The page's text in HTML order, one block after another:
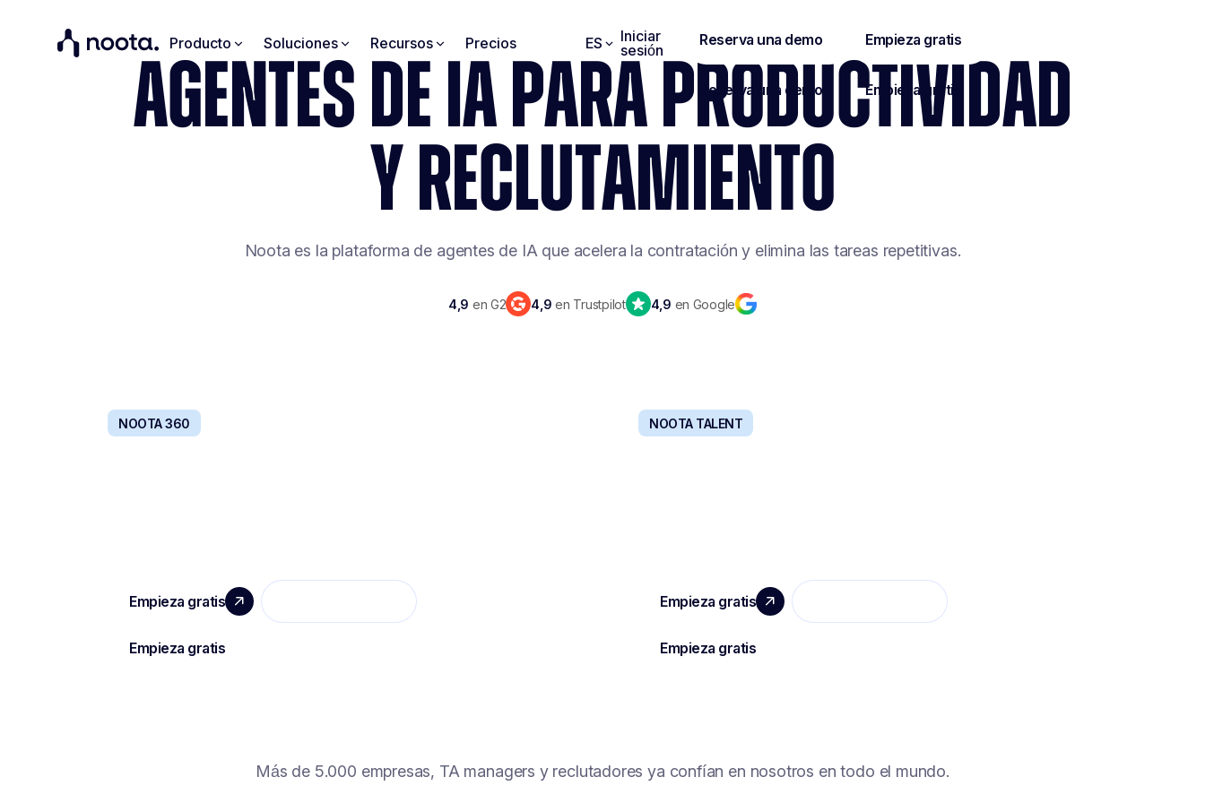
Producto Soluciones Recursos Precios ES
Iniciar
sesión
AGENTES DE IA PARA PRODUCTIVIDAD
Y RECLUTAMIENTO
Noota es la plataforma de agentes de IA que acelera la contratación y elimina las tareas repetitivas.
4,9 en G2 4,9 en Trustpilot 4,9 en Google
NOOTA 360 NOOTA TALENT
Más de 5.000 empresas, TA managers y reclutadores ya confían en nosotros en todo el mundo.